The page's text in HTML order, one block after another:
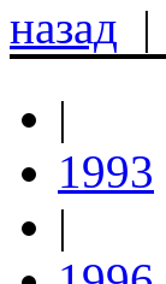
назад |
|
1993
|